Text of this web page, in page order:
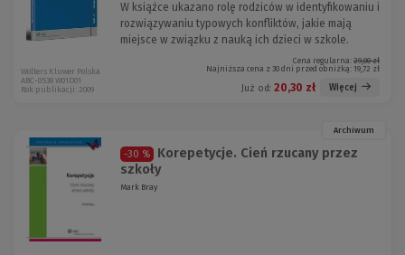
W książce ukazano rolę rodziców w identyfikowaniu i
rozwiązywaniu typowych konfliktów, jakie mają
miejsce w związku z nauką ich dzieci w szkole.
Cena regularna: 29,00 zł
Najniższa cena z 30 dni przed obniżką: 19,72 zł
Już od: 20,30 zł Więcej
Wolters Kluwer Polska
ABC-0538 W01D01
Rok publikacji: 2009
Archiwum
-30 %
Korepetycje. Cień rzucany przez
szkoły
Mark Bray